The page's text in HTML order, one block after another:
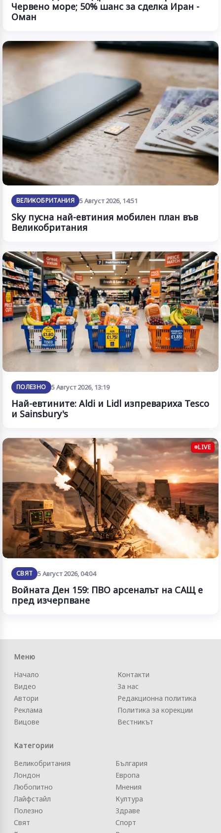
Червено море; 50% шанс за сделка Иран -
Оман
ВЕЛИКОБРИТАНИЯ 5 Август 2026, 14:51
Sky пусна най-евтиния мобилен план във
Великобритания
ПОЛЕЗНО 5 Август 2026, 13:19
Най-евтините: Aldi и Lidl изпревариха Tesco
и Sainsbury's
LIVE
СВЯТ 5 Август 2026, 04:04
Войната Ден 159: ПВО арсеналът на САЩ е
пред изчерпване
Меню
Начало
Видео
Автори
Реклама
Вицове
Контакти
За нас
Редакционна политика
Политика за корекции
Вестникът
Категории
Великобритания
Лондон
Любопитно
Лайфстайл
Полезно
Свят
България
Европа
Мнения
Култура
Здраве
Спорт